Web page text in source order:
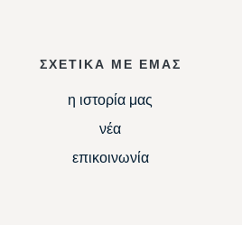
ΣΧΕΤΙΚΑ ΜΕ ΕΜΑΣ
η ιστορία μας
νέα
επικοινωνία